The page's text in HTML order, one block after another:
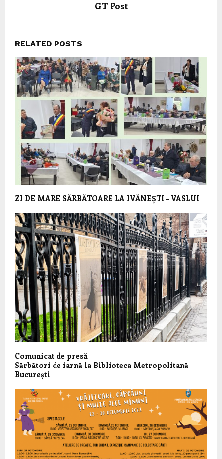
GT Post
RELATED POSTS
ZI DE MARE SĂRBĂTOARE LA IVĂNEȘTI – VASLUI
Comunicat de presă
Sărbători de iarnă la Biblioteca Metropolitană
București